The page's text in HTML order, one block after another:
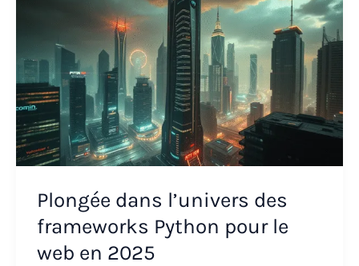
Plongée dans l’univers des
frameworks Python pour le
web en 2025